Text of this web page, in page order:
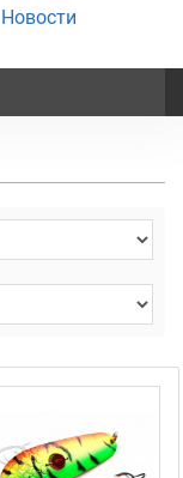
Новости